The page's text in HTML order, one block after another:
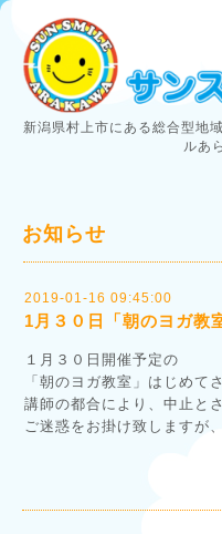
新潟県村上市にある総合型地
ルあ
お知らせ
2019-01-16 09:45:00
1月３０日「朝のヨガ教
１月３０日開催予定の
「朝のヨガ教室」はじめて
講師の都合により、中止と
ご迷惑をお掛け致しますが